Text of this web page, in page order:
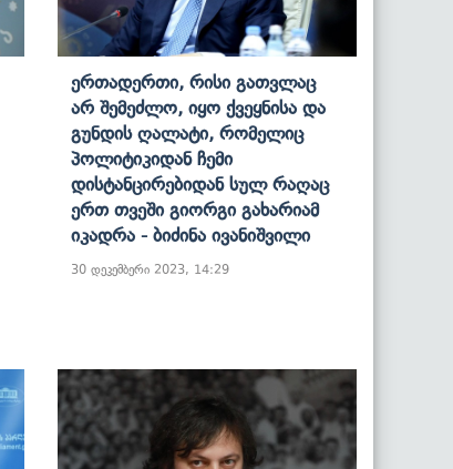
Ერთადერთი, Რისი Გათვლაც
Არ Შემეძლო, Იყო Ქვეყნისა Და
Გუნდის Ღალატი, Რომელიც
Პოლიტიკიდან Ჩემი
Დისტანცირებიდან Სულ Რაღაც
Ერთ Თვეში Გიორგი Გახარიამ
Იკადრა - Ბიძინა Ივანიშვილი
30 დეკემბერი 2023, 14:29